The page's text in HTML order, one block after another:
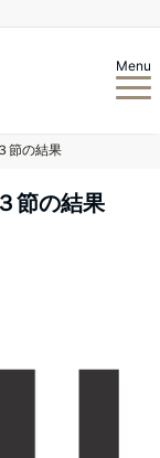
Menu
節の結果
節の結果